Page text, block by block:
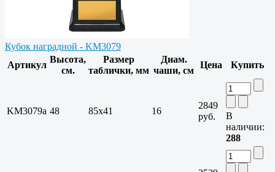
Кубок наградной - KM3079
Артикул
Высота,
см.
Размер
таблички, мм
Диам.
чаши, см
Цена Купить
KM3079a 48 85х41 16
2849
руб.
В
наличии:
288